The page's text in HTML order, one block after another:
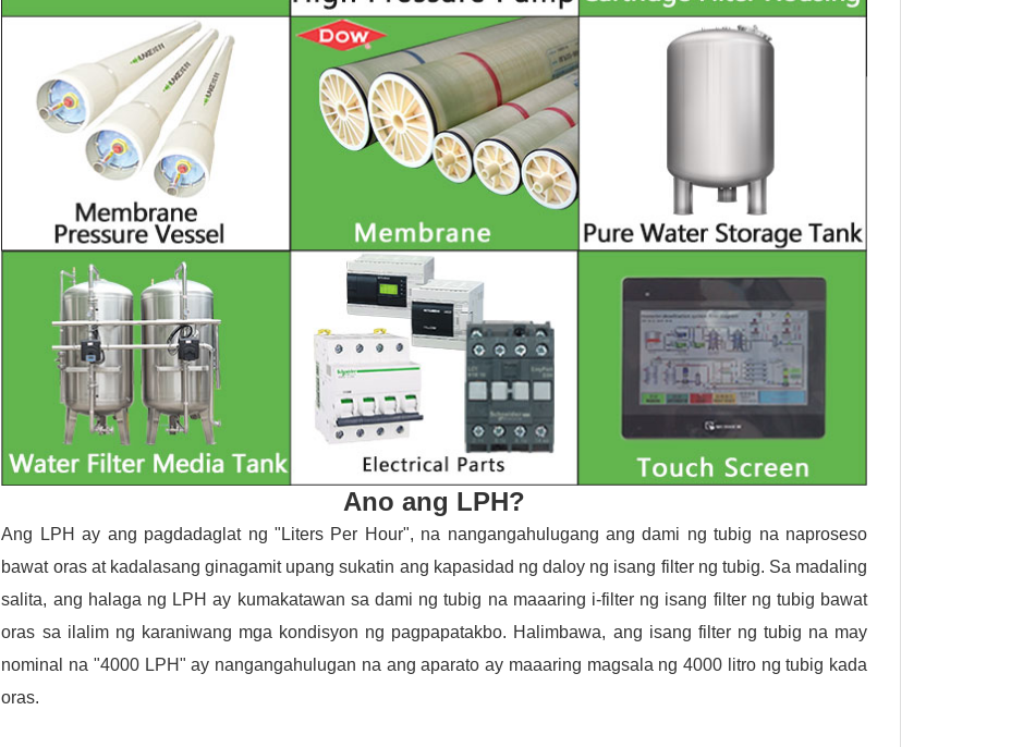
Ano ang LPH?
Ang LPH ay ang pagdadaglat ng "Liters Per Hour", na nangangahulugang ang dami ng tubig na naproseso
bawat oras at kadalasang ginagamit upang sukatin ang kapasidad ng daloy ng isang filter ng tubig. Sa madaling
salita, ang halaga ng LPH ay kumakatawan sa dami ng tubig na maaaring i-filter ng isang filter ng tubig bawat
oras sa ilalim ng karaniwang mga kondisyon ng pagpapatakbo. Halimbawa, ang isang filter ng tubig na may
nominal na "4000 LPH" ay nangangahulugan na ang aparato ay maaaring magsala ng 4000 litro ng tubig kada
oras.